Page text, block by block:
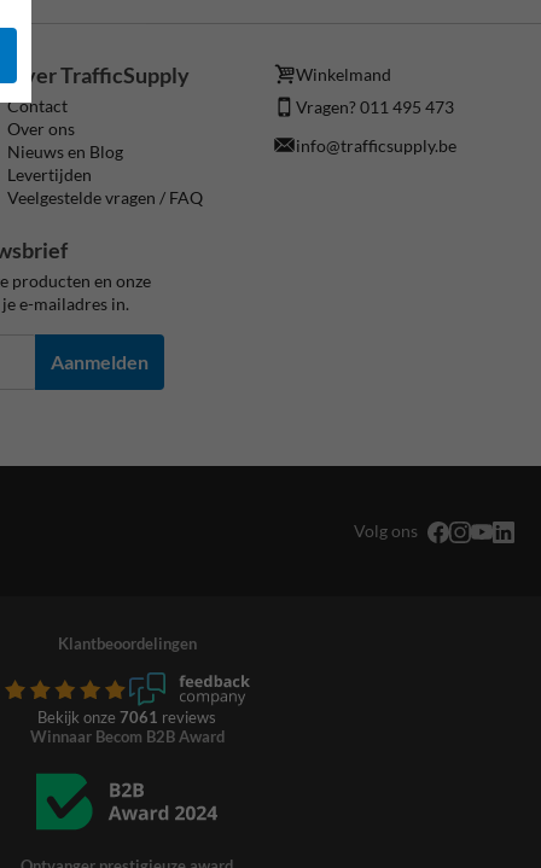
Over TrafficSupply
Contact
Over ons
Nieuws en Blog
Levertijden
Veelgestelde vragen / FAQ
Winkelmand
Vragen? 011 495 473
info@trafficsupply.be
producten en onze
e-mailadres in.
Aanmelden
Volg ons
Klantbeoordelingen
Bekijk onze 7061 reviews
Winnaar Becom B2B Award